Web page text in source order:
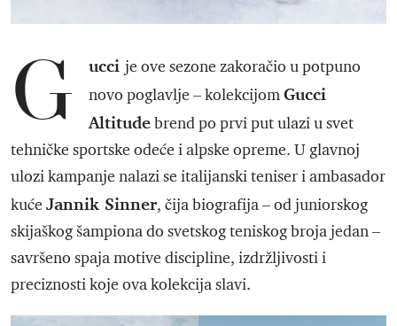
G ucci je ove sezone zakoračio u potpuno
novo poglavlje – kolekcijomGucci
Altitudebrend po prvi put ulazi u svet
tehničke sportske odeće i alpske opreme. U glavnoj
ulozi kampanje nalazi se italijanski teniser i ambasador
kuće Jannik Sinner, čija biografija – od juniorsko­g
skijaškog šampiona do svetskog teniskog broja jedan –
savršeno spaja motive discipline, izdržljivosti i
preciznosti koje ova kolekcija slavi.